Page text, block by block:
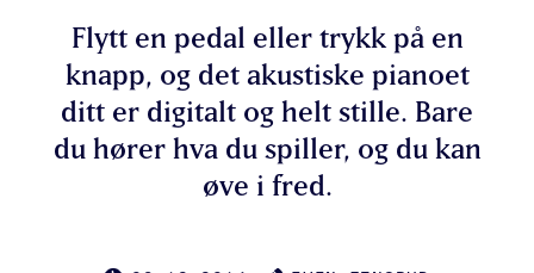
Flytt en pedal eller trykk på en
knapp, og det akustiske pianoet
ditt er digitalt og helt stille. Bare
du hører hva du spiller, og du kan
øve i fred.